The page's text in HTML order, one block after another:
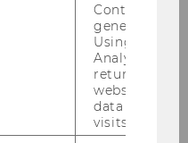
Contains a
generated
Using this
Analytics can
returning
website and
data from
visits.